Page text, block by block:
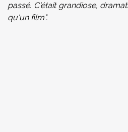
passé. C'était grandiose,
qu'un film".